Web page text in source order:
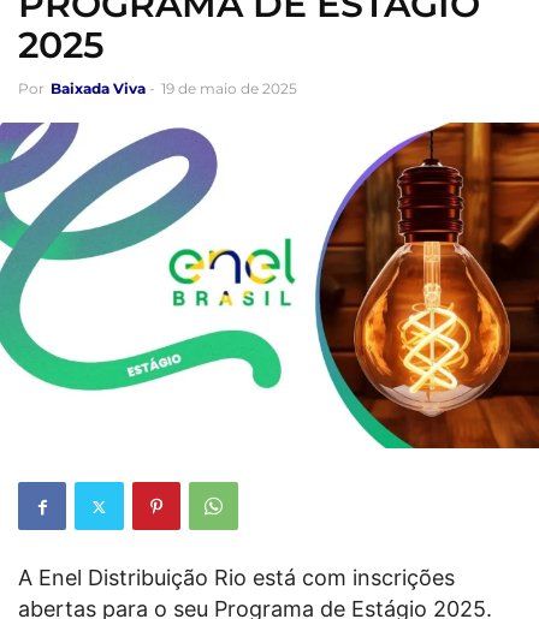
2025
Por Baixada Viva - 19 de maio de 2025
A Enel Distribuição Rio está com inscrições
abertas para o seu Programa de Estágio 2025.